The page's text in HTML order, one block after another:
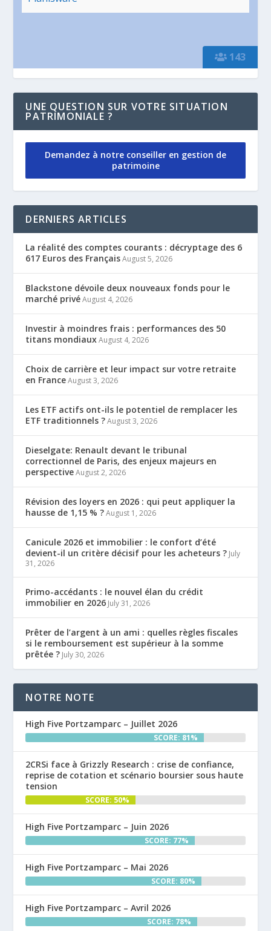
143
UNE QUESTION SUR VOTRE SITUATION
PATRIMONIALE ?
Demandez à notre conseiller en gestion de
patrimoine
DERNIERS ARTICLES
La réalité des comptes courants : décryptage des 6
617 Euros des Français August 5, 2026
Blackstone dévoile deux nouveaux fonds pour le
marché privé August 4, 2026
Investir à moindres frais : performances des 50
titans mondiaux August 4, 2026
Choix de carrière et leur impact sur votre retraite
en France August 3, 2026
Les ETF actifs ont-ils le potentiel de remplacer les
ETF traditionnels ? August 3, 2026
Dieselgate: Renault devant le tribunal
correctionnel de Paris, des enjeux majeurs en
perspective August 2, 2026
Révision des loyers en 2026 : qui peut appliquer la
hausse de 1,15 % ? August 1, 2026
Canicule 2026 et immobilier : le confort d’été
devient-il un critère décisif pour les acheteurs ? July
31, 2026
Primo-accédants : le nouvel élan du crédit
immobilier en 2026 July 31, 2026
Prêter de l’argent à un ami : quelles règles fiscales
si le remboursement est supérieur à la somme
prêtée ? July 30, 2026
NOTRE NOTE
High Five Portzamparc – Juillet 2026
SCORE: 81%
2CRSi face à Grizzly Research : crise de confiance,
reprise de cotation et scénario boursier sous haute
tension
SCORE: 50%
High Five Portzamparc – Juin 2026
SCORE: 77%
High Five Portzamparc – Mai 2026
SCORE: 80%
High Five Portzamparc – Avril 2026
SCORE: 78%